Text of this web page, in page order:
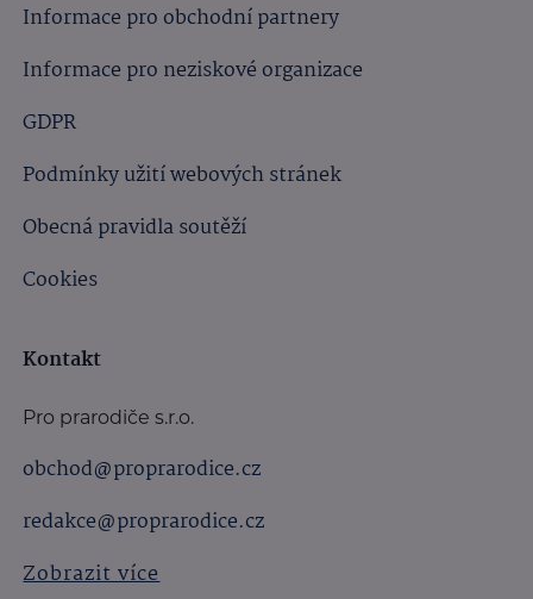
Informace pro obchodní partnery
Informace pro neziskové organizace
GDPR
Podmínky užití webových stránek
Obecná pravidla soutěží
Cookies
Kontakt
Pro prarodiče s.r.o.
obchod@proprarodice.cz
redakce@proprarodice.cz
Zobrazit více